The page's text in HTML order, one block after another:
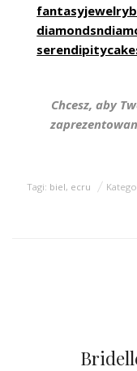
Chcesz, aby
Tagi: biel, ecru